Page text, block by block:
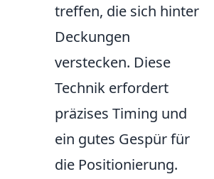
treffen, die sich hinter
Deckungen
verstecken. Diese
Technik erfordert
präzises Timing und
ein gutes Gespür für
die Positionierung.